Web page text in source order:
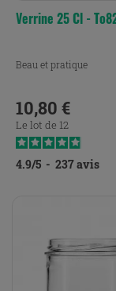
Verrine 25 Cl -
Beau et pratique
Prix
10,80 €
Le lot de 12
4.9/5 - 237avis